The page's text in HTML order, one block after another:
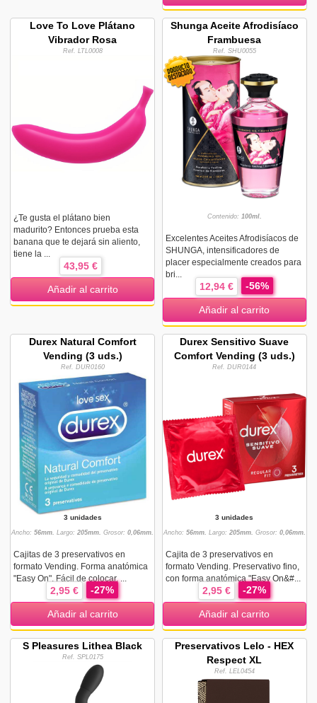
Love To Love Plátano
Vibrador Rosa
Ref. LTL0008
¿Te gusta el plátano bien
madurito? Entonces prueba esta
banana que te dejará sin aliento,
tiene la ...
43,95 €
Añadir al carrito
Shunga Aceite Afrodisíaco
Frambuesa
Ref. SHU0055
Contenido: 100ml.
Excelentes Aceites Afrodisíacos de
SHUNGA, intensificadores de
placer especialmente creados para
bri...
12,94 € -56%
Añadir al carrito
Durex Natural Comfort
Vending (3 uds.)
Ref. DUR0160
3 unidades
Ancho:56mm. Largo:205mm. Grosor:0,06mm.
Cajitas de 3 preservativos en
formato Vending. Forma anatómica
"Easy On". Fácil de colocar. ...
2,95 € -27%
Añadir al carrito
Durex Sensitivo Suave
Comfort Vending (3 uds.)
Ref. DUR0144
3 unidades
Ancho: 56mm. Largo: 205mm. Grosor: 0,06mm.
Cajita de 3 preservativos en
formato Vending. Preservativo fino,
con forma anatómica "Easy On&#...
2,95 € -27%
Añadir al carrito
S Pleasures Lithea Black
Ref. SPL0175
Preservativos Lelo - HEX
Respect XL
Ref. LEL0454